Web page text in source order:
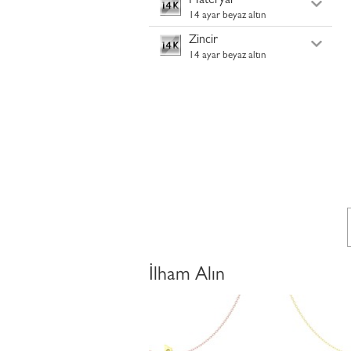
14 ayar beyaz altın
Zincir
14 ayar beyaz altın
İlham Alın